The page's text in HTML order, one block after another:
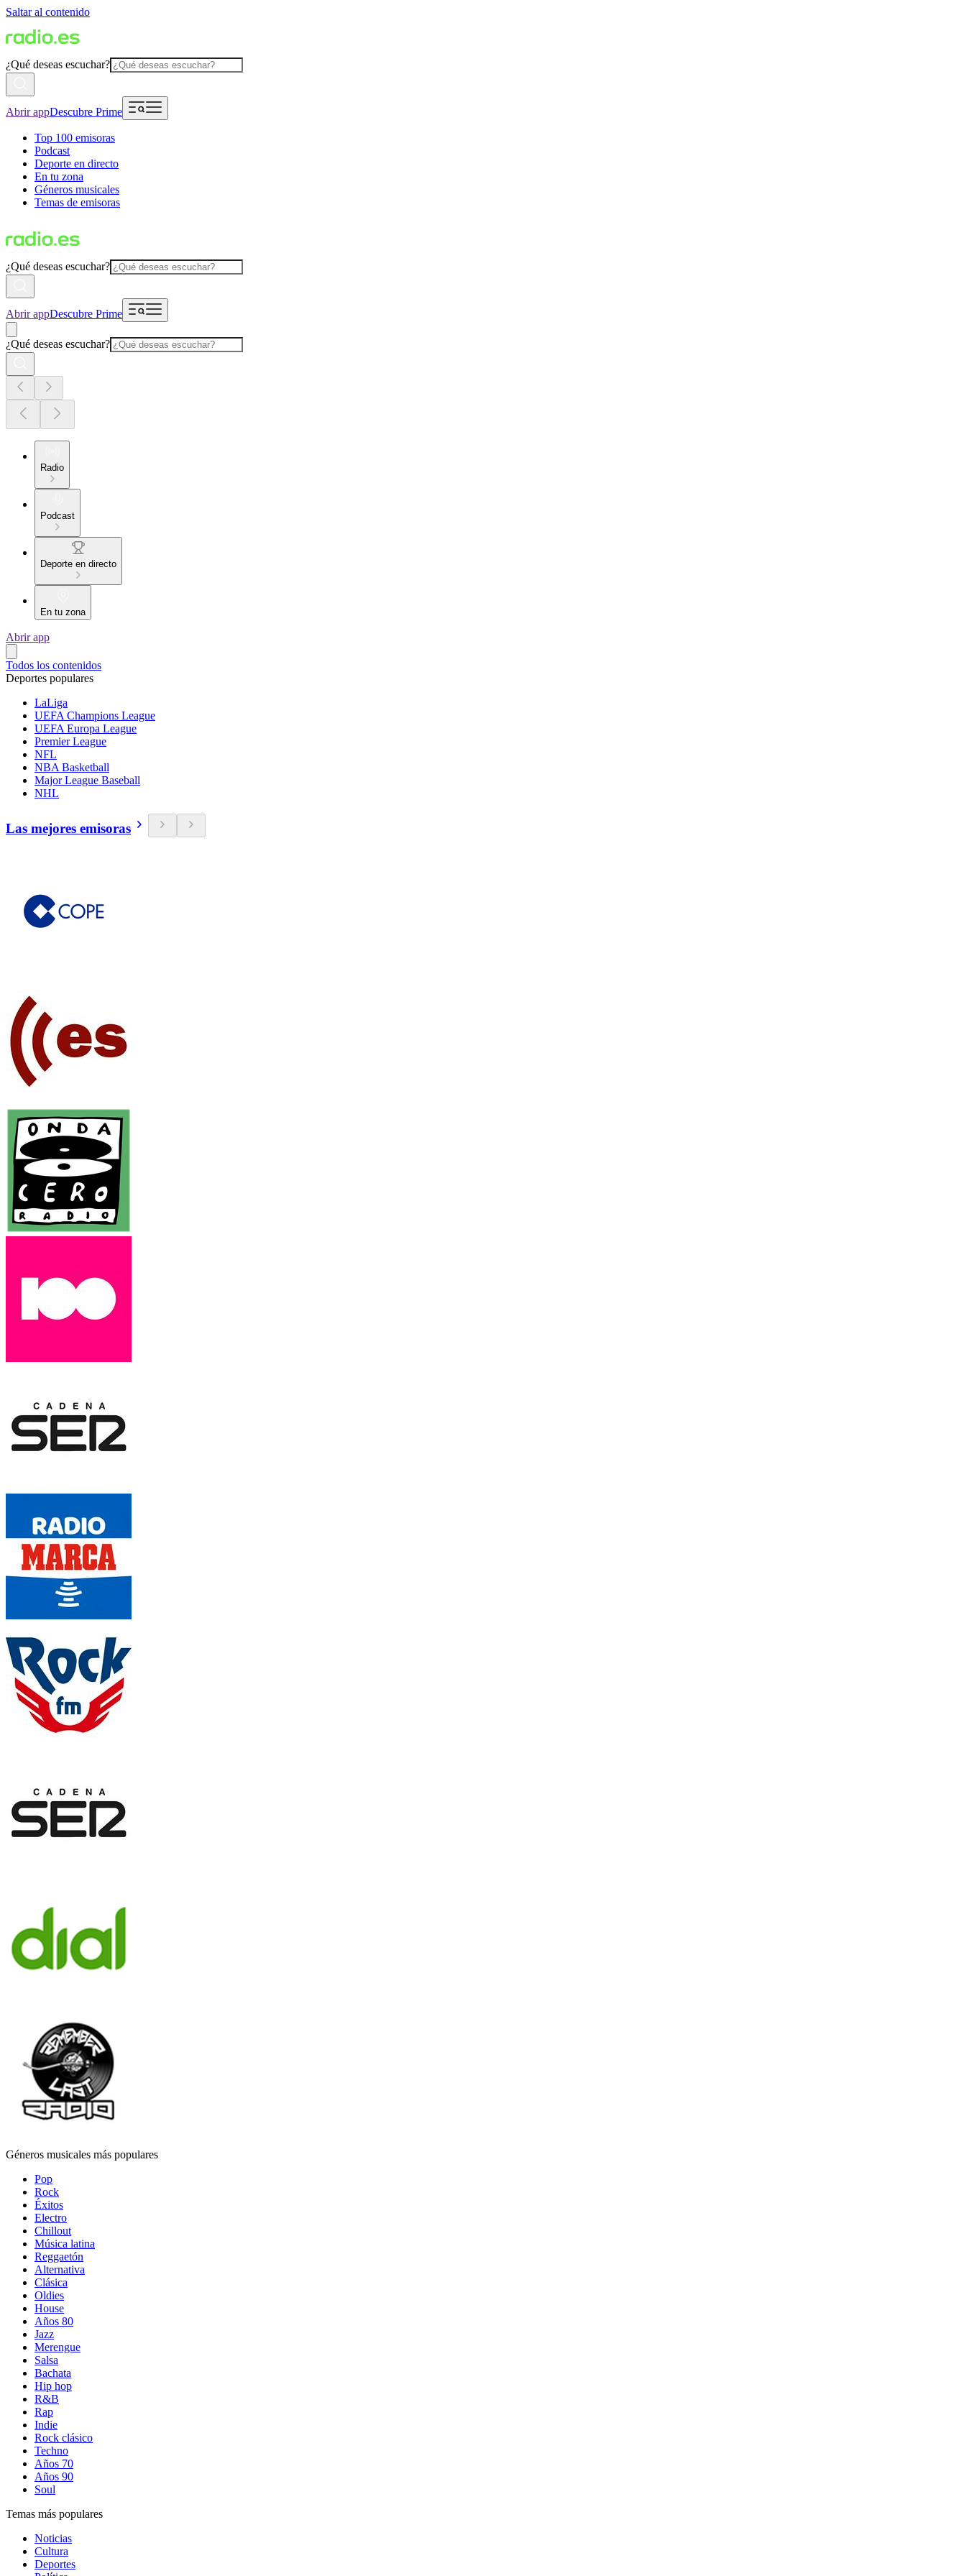
Saltar al contenido
¿Qué deseas escuchar?
Abrir appDescubre Prime
Top 100 emisoras
Podcast
Deporte en directo
En tu zona
Géneros musicales
Temas de emisoras
¿Qué deseas escuchar?
Abrir appDescubre Prime
¿Qué deseas escuchar?
Radio
Podcast
Deporte en directo
En tu zona
Abrir app
Todos los contenidos
Deportes populares
LaLiga
UEFA Champions League
UEFA Europa League
Premier League
NFL
NBA Basketball
Major League Baseball
NHL
Las mejores emisoras
Géneros musicales más populares
Pop
Rock
Éxitos
Electro
Chillout
Música latina
Reggaetón
Alternativa
Clásica
Oldies
House
Años 80
Jazz
Merengue
Salsa
Bachata
Hip hop
R&B
Rap
Indie
Rock clásico
Techno
Años 70
Años 90
Soul
Temas más populares
Noticias
Cultura
Deportes